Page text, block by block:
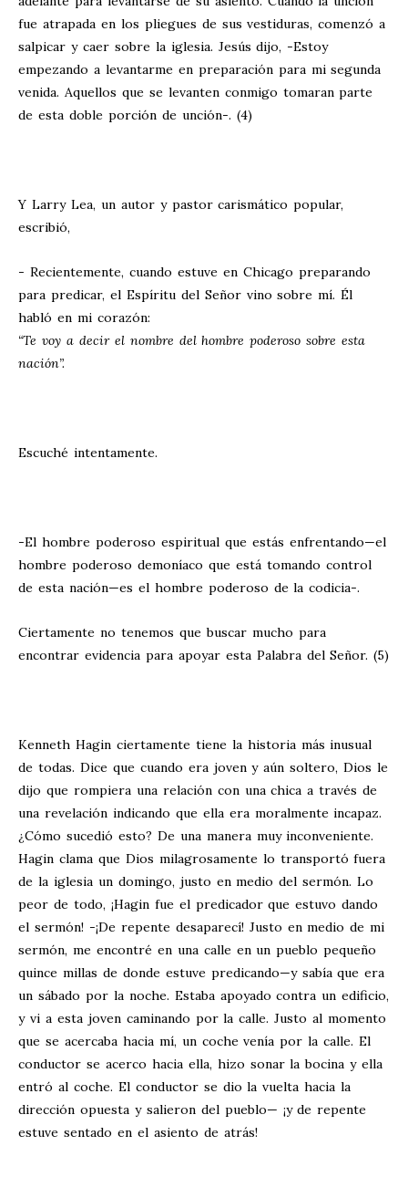
fue atrapada en los pliegues de sus vestiduras, comenzó a
salpicar y caer sobre la iglesia. Jesús dijo, -Estoy
empezando a levantarme en preparación para mi segunda
venida. Aquellos que se levanten conmigo tomaran parte
de esta doble porción de unción-. (4)
Y Larry Lea, un autor y pastor carismático popular,
escribió,
- Recientemente, cuando estuve en Chicago preparando
para predicar, el Espíritu del Señor vino sobre mí. Él
habló en mi corazón:
“Te voy a decir el nombre del hombre poderoso sobre esta
nación”.
Escuché intentamente.
-El hombre poderoso espiritual que estás enfrentando—el
hombre poderoso demoníaco que está tomando control
de esta nación—es el hombre poderoso de la codicia-.
Ciertamente no tenemos que buscar mucho para
encontrar evidencia para apoyar esta Palabra del Señor. (5)
Kenneth Hagin ciertamente tiene la historia más inusual
de todas. Dice que cuando era joven y aún soltero, Dios le
dijo que rompiera una relación con una chica a través de
una revelación indicando que ella era moralmente incapaz.
¿Cómo sucedió esto? De una manera muy inconveniente.
Hagin clama que Dios milagrosamente lo transportó fuera
de la iglesia un domingo, justo en medio del sermón. Lo
peor de todo, ¡Hagin fue el predicador que estuvo dando
el sermón! -¡De repente desaparecí! Justo en medio de mi
sermón, me encontré en una calle en un pueblo pequeño
quince millas de donde estuve predicando—y sabía que era
un sábado por la noche. Estaba apoyado contra un edificio,
y vi a esta joven caminando por la calle. Justo al momento
que se acercaba hacia mí, un coche venía por la calle. El
conductor se acerco hacia ella, hizo sonar la bocina y ella
entró al coche. El conductor se dio la vuelta hacia la
dirección opuesta y salieron del pueblo— ¡y de repente
estuve sentado en el asiento de atrás!